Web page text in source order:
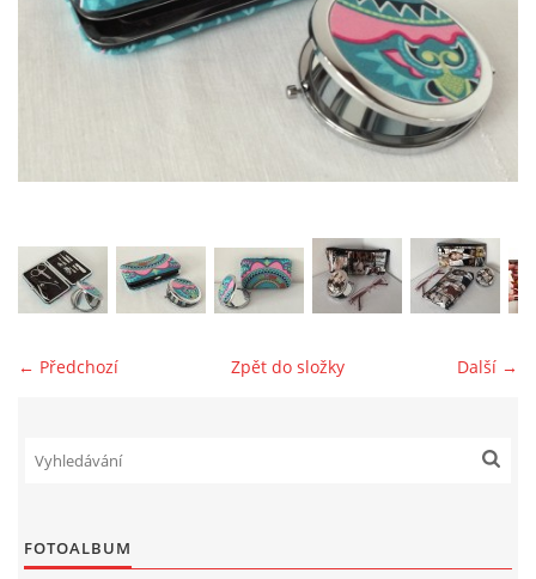
jk-laguna@seznam.cz
© 2025 eStránky.cz
← Předchozí Další →
Zpět do složky
FOTOALBUM